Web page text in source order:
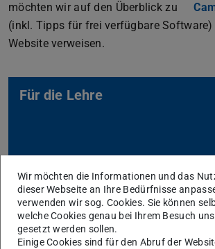
möchten wir auf den Überblick zu
(inkl. Tipps für frei verfügbare Software)
Website verweisen.
Für die Lehre
Fürs Studium
Wir möchten die Informationen und das
dieser Webseite an Ihre Bedürfnisse
verwenden wir sog. Cookies. Sie können
welche Cookies genau bei Ihrem Besuch
gesetzt werden sollen.
Einige Cookies sind für den Abruf der